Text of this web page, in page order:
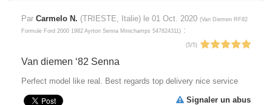
Par Carmelo N. (TRIESTE, Italie) le 01 Oct. 2020 (Van Diemen RF82
Formule Ford 2000 1982 Ayrton Senna Minichamps 547824311) :
(5/5)
Van diemen ‘82 Senna
Perfect model like real. Best regards top delivery nice service
Signaler un abus